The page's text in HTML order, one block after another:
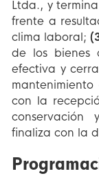
Ltda., y
frente a
clima laboral;
de los bienes
efectiva y
mantenimiento
con la
conservación
finaliza con la